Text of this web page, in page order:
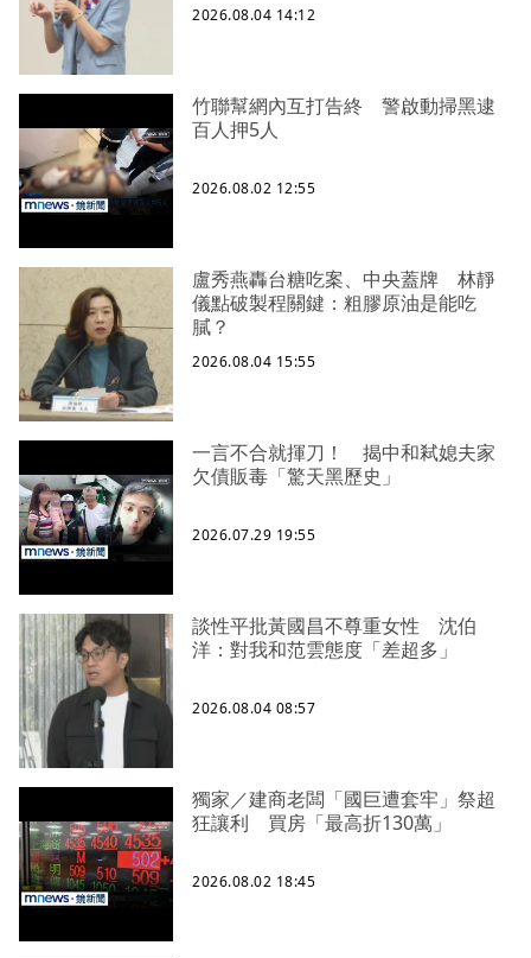
2026.08.04 14:12
竹聯幫網內互打告終 警啟動掃黑逮
百人押5人
2026.08.02 12:55
盧秀燕轟台糖吃案、中央蓋牌 林靜
儀點破製程關鍵：粗膠原油是能吃
膩？
2026.08.04 15:55
一言不合就揮刀！ 揭中和弒媳夫家
欠債販毒「驚天黑歷史」
2026.07.29 19:55
談性平批黃國昌不尊重女性 沈伯
洋：對我和范雲態度「差超多」
2026.08.04 08:57
獨家／建商老闆「國巨遭套牢」祭超
狂讓利 買房「最高折130萬」
2026.08.02 18:45